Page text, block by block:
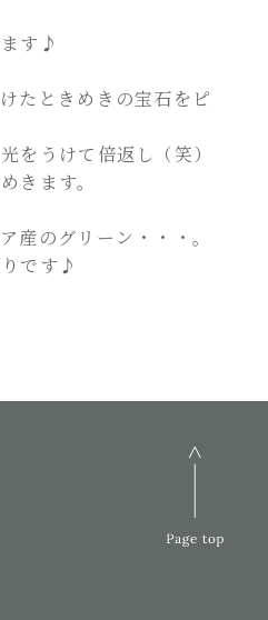
す♪
たときめきの宝石をピ
をうけて倍返し（笑）
きます。
産のグリーン・・・。
です♪